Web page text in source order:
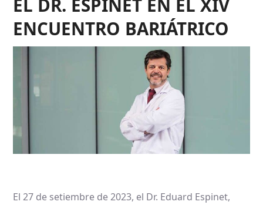
EL DR. ESPINET EN EL XIV
ENCUENTRO BARIÁTRICO
El 27 de setiembre de 2023, el Dr. Eduard Espinet,